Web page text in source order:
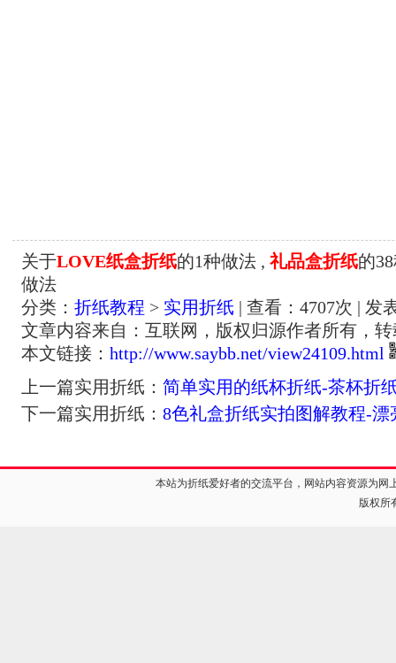
关于LOVE纸盒折纸的1种做法 , 礼品盒折纸的
做法
分类： 折纸教程 > 实用折纸 | 查看： 4707次 | 发
文章内容来自：互联网，版权归源作者所有，
本文链接： http://www.saybb.net/view24109.html
上一篇实用折纸： 简单实用的纸杯折纸-茶杯折
下一篇实用折纸： 8色礼盒折纸实拍图解教程-漂
本站为折纸爱好者的交流平台，网站内容资源为
版权所